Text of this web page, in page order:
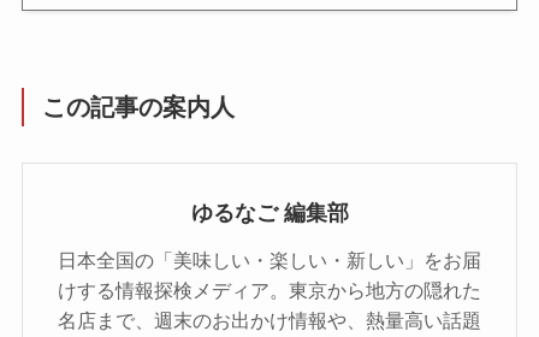
この記事の案内人
ゆるなご 編集部
日本全国の「美味しい・楽しい・新しい」をお届
けする情報探検メディア。東京から地方の隠れた
名店まで、週末のお出かけ情報や、熱量高い話題